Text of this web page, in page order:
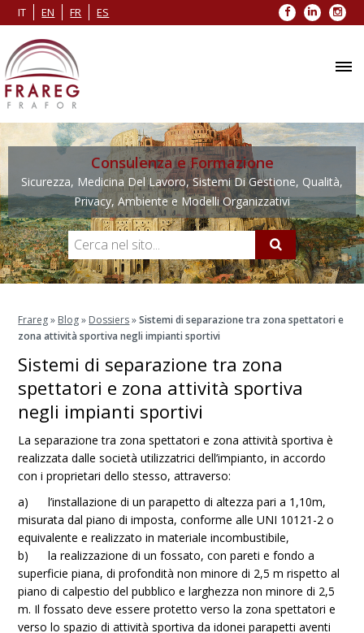
IT EN FR ES Facebook
LinkedIn
Consulenza e Formazione
Sicurezza, Medicina Del Lavoro, Sistemi Di Gestione, Qualità,
Privacy, Ambiente e Modelli Organizzativi
Frareg» Blog» Dossiers»Sistemi di separazione tra zona spettatori e
zona attività sportiva negli impianti sportivi
Sistemi di separazione tra zona
spettatori e zona attività sportiva
negli impianti sportivi
La separazione tra zona spettatori e zona attività sportiva è
realizzata dalle società utilizzatrici dell’impianto, in accordo
con i proprietari dello stesso, attraverso:
a) l’installazione di un parapetto di altezza pari a 1,10m,
misurata dal piano di imposta, conforme alle UNI 10121-2 o
equivalente e realizzato in materiale incombustibile,
b) la realizzazione di un fossato, con pareti e fondo a
superficie piana, di profondità non minore di 2,5 m rispetto al
piano di calpestio del pubblico e larghezza non minore di 2,5
m. Il fossato deve essere protetto verso la zona spettatori e
verso lo spazio di attività sportiva da idonei parapetti aventi